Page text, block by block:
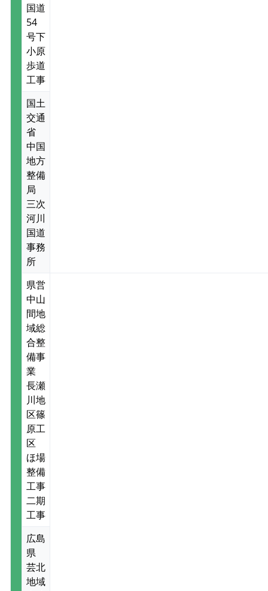
国道
54
号下
小原
歩道
工事
国土
交通
省
中国
地方
整備
局
三次
河川
国道
事務
所
県営
中山
間地
域総
合整
備事
業
長瀬
川地
区篠
原工
区
ほ場
整備
工事
二期
工事
広島
県
芸北
地域